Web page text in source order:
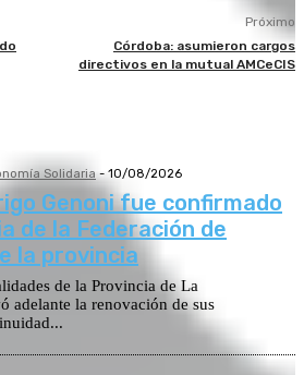
Próximo
Córdoba: asumieron cargos
directivos en la mutual AMCeCIS
Solidaria - 10/08/2026
Genoni fue confirmado
de la Federación de
la provincia
de la Provincia de La
adelante la renovación de sus